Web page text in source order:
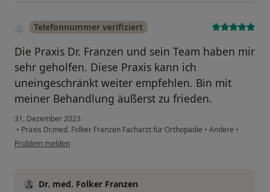
Telefonnummer verifiziert
Die Praxis Dr. Franzen und sein Team haben mir
sehr geholfen. Diese Praxis kann ich
uneingeschränkt weiter empfehlen. Bin mit
meiner Behandlung äußerst zu frieden.
31. Dezember 2023
• Praxis Dr.med. Folker Franzen Facharzt für Orthopädie • Andere •
Problem melden
Dr. med. Folker Franzen